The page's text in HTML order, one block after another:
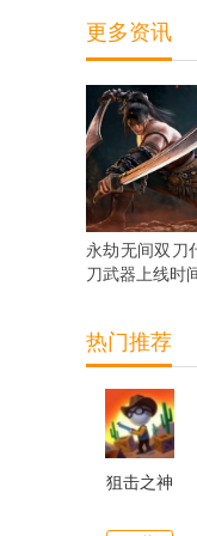
更多资讯
永劫无间双刀
刀武器上线时
热门推荐
狙击之神